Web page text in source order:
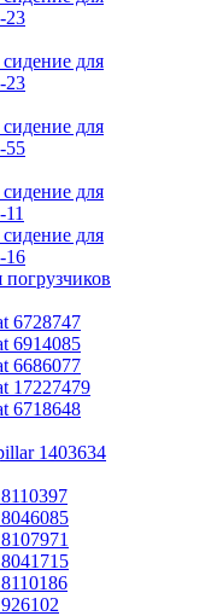
23
для
23
для
55
для
для
16
6728747
6914085
6686077
17227479
6718648
1403634